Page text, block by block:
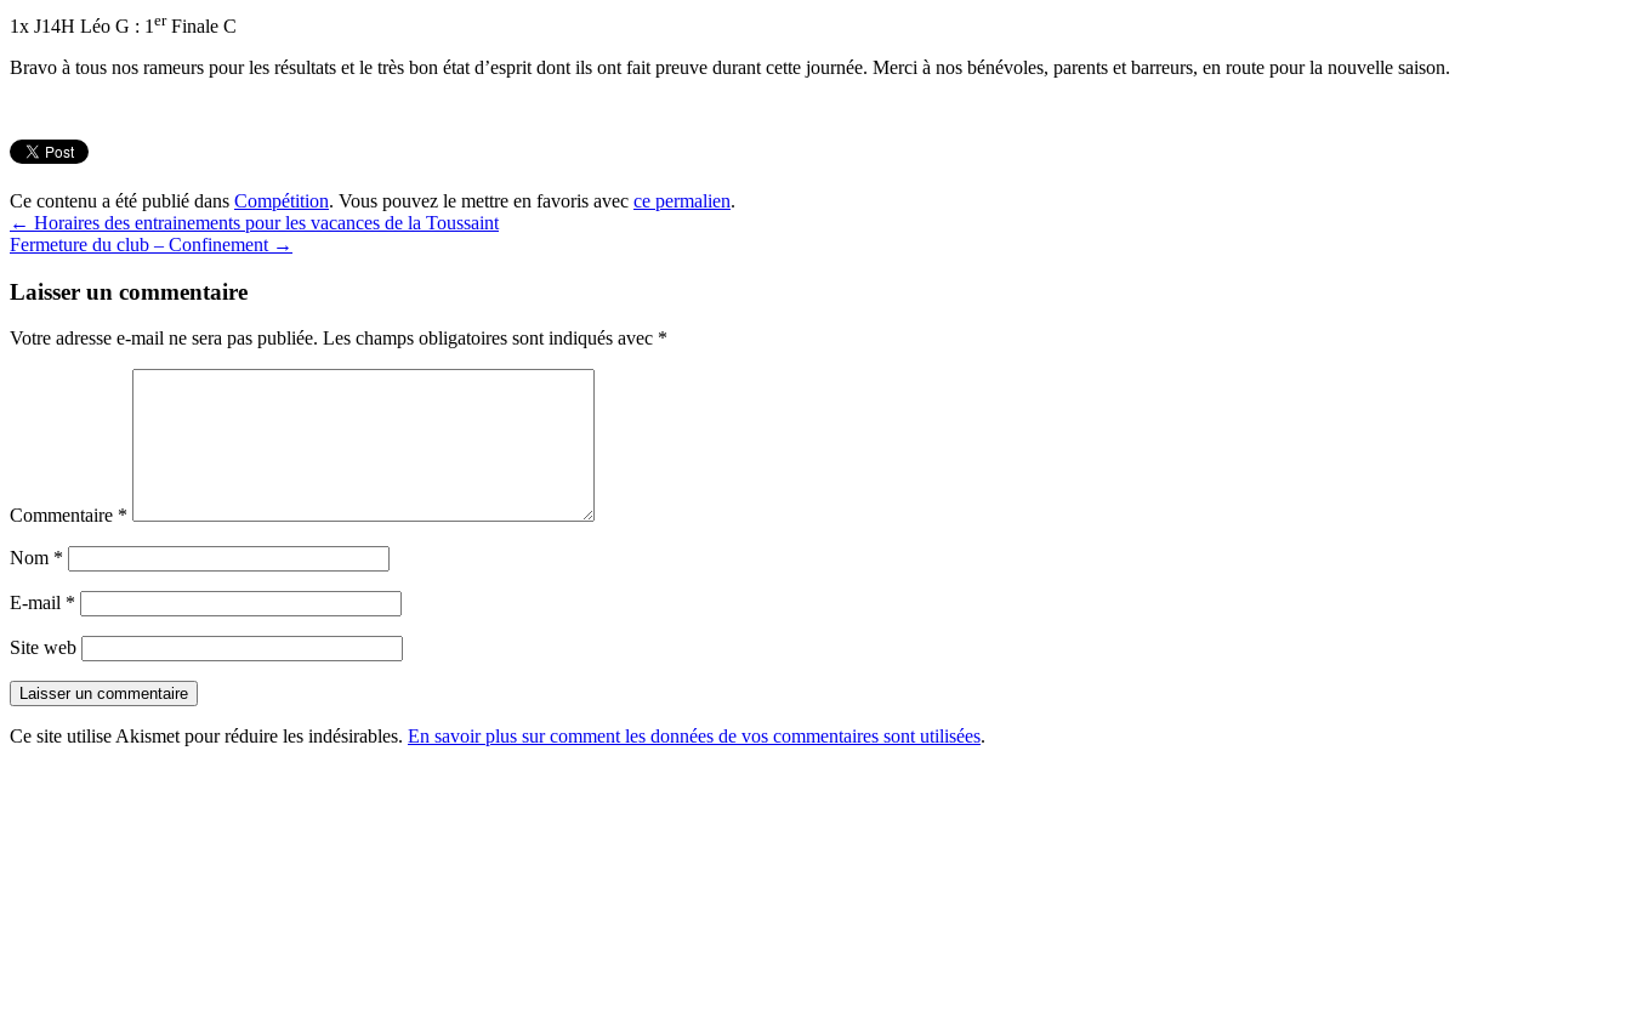
1x J14H Léo G : 1 erFinale C
Bravo à tous nos rameurs pour les résultats et le très bon état d’esprit dont ils ont fait preuve durant cette journée. Merci à nos bénévoles, parents et barreurs, en route pour la nouvelle saison.
Ce contenu a été publié dans Compétition. Vous pouvez le mettre en favoris avec ce permalien.
← Horaires des entrainements pour les vacances de la Toussaint
Fermeture du club – Confinement →
Laisser un commentaire
Votre adresse e-mail ne sera pas publiée. Les champs obligatoires sont indiqués avec *
Commentaire *
Nom *
E-mail *
Site web
Ce site utilise Akismet pour réduire les indésirables. En savoir plus sur comment les données de vos commentaires sont utilisées.